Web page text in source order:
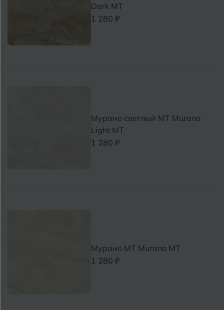
Dark MT
1 280 ₽
Мурано светлый MT Murano
Light MT
1 280 ₽
Мурано MT Murano MT
1 280 ₽